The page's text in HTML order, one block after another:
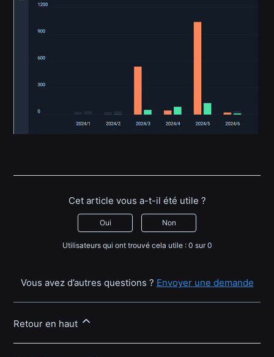
Cet article vous a-t-il été utile ?
Oui Non
Utilisateurs qui ont trouvé cela utile : 0 sur 0
Vous avez d’autres questions ? Envoyer une demande
Retour en haut